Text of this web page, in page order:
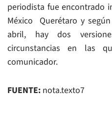
periodista fue encontrado
México  Querétaro y
abril, hay dos
circunstancias en las
comunicador.
FUENTE: nota.texto7